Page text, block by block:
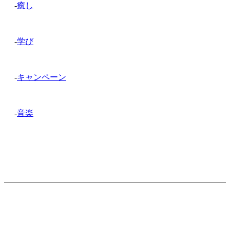
-癒し
-学び
-キャンペーン
-音楽